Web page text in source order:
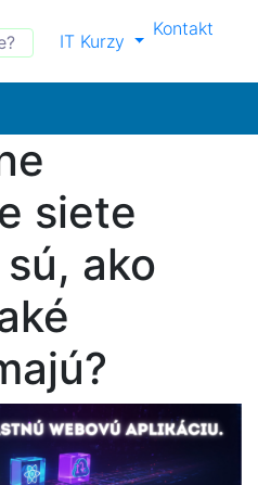
IT Kurzy
Kontakt
siete
ako